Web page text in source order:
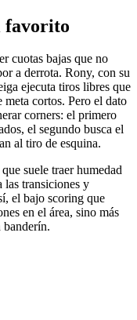
favorito
cuotas bajas que no
a derrota. Rony, con su
ejecuta tiros libres que
meta cortos. Pero el dato
corners: el primero
el segundo busca el
al tiro de esquina.
suele traer humedad
las transiciones y
el bajo scoring que
en el área, sino más
banderín.